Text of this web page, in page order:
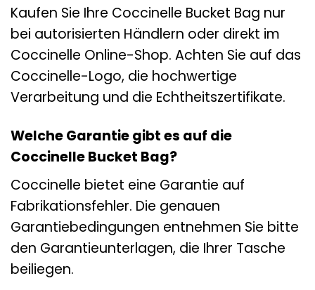
Kaufen Sie Ihre Coccinelle Bucket Bag nur
bei autorisierten Händlern oder direkt im
Coccinelle Online-Shop. Achten Sie auf das
Coccinelle-Logo, die hochwertige
Verarbeitung und die Echtheitszertifikate.
Welche Garantie gibt es auf die
Coccinelle Bucket Bag?
Coccinelle bietet eine Garantie auf
Fabrikationsfehler. Die genauen
Garantiebedingungen entnehmen Sie bitte
den Garantieunterlagen, die Ihrer Tasche
beiliegen.